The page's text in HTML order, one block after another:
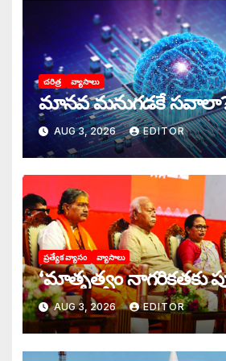
చరిత్ర వ్యాసాలు
మానవ మనుగడకే
AUG 3, 2026 EDITOR
ప్రత్యేక వ్యాసం వ్యాసాలు
‘మాతృత్వం నాగరికతకు
AUG 3, 2026 EDITOR